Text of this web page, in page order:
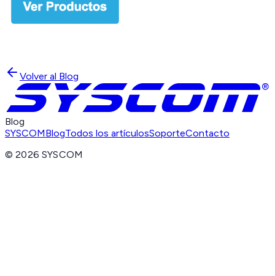
Volver al Blog
Blog
SYSCOMBlogTodos los artículosSoporteContacto
©2026 SYSCOM